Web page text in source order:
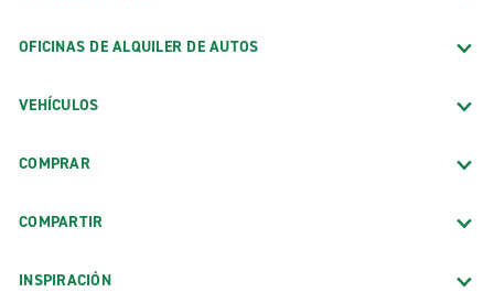
OFICINAS DE ALQUILER DE AUTOS
VEHÍCULOS
COMPRAR
COMPARTIR
INSPIRACIÓN